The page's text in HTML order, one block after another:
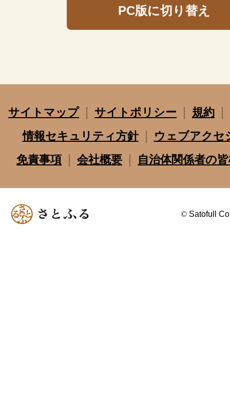
PC版に切り替え
サイトマップ サイトポリシー
規約
情報セキュリティ方針
ウェブアクセ
免責事項
会社概要 自治体関係者の
© Satofull